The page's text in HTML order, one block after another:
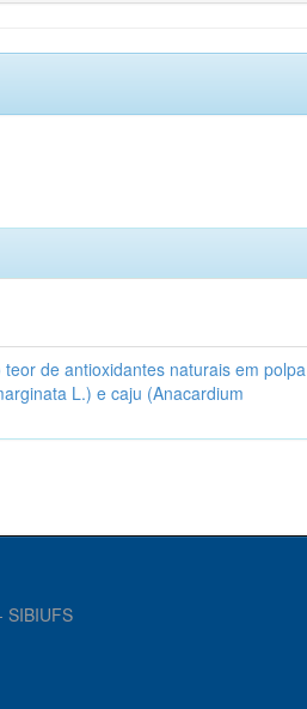
de antioxidantes naturais em polpa
L.) e caju (Anacardium
SIBIUFS